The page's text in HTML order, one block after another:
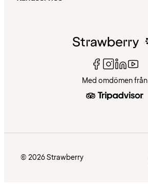
Med omdömen från
© 2026 Strawberry